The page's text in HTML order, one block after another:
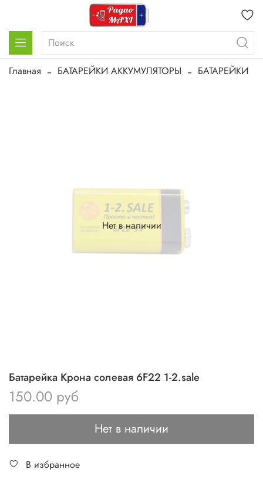
Главная БАТАРЕЙКИ АККУМУЛЯТОРЫ БАТАРЕЙКИ
Нет в наличии
Батарейка Крона солевая 6F22 1-2.sale
150.00 руб
Нет в наличии
В избранное